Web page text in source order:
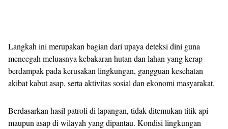
Langkah ini merupakan bagian dari upaya deteksi dini guna
mencegah meluasnya kebakaran hutan dan lahan yang kerap
berdampak pada kerusakan lingkungan, gangguan kesehatan
akibat kabut asap, serta aktivitas sosial dan ekonomi masyarakat.
Berdasarkan hasil patroli di lapangan, tidak ditemukan titik api
maupun asap di wilayah yang dipantau. Kondisi lingkungan